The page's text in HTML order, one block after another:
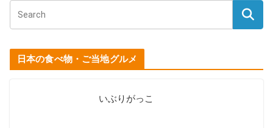
日本の食べ物・ご当地グルメ
いぶりがっこ